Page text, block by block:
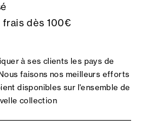
frais dès 100€
à ses clients les pays de
faisons nos meilleurs efforts
disponibles sur l'ensemble de
collection